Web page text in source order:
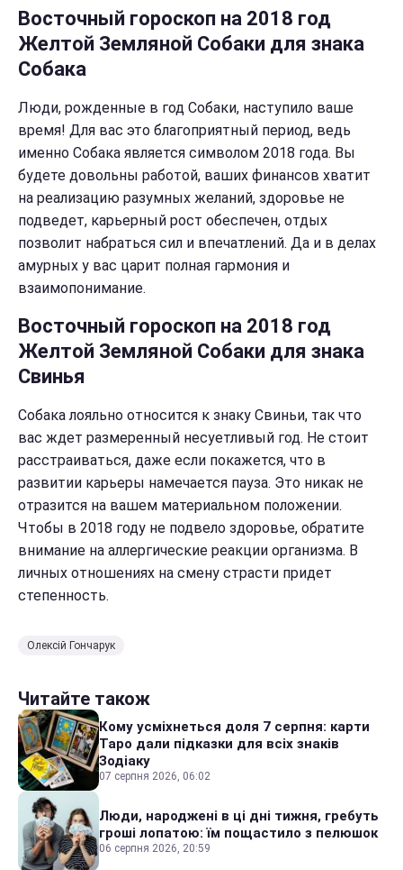
Восточный гороскоп на 2018 год
Желтой Земляной Собаки для знака
Собака
Люди, рожденные в год Собаки, наступило ваше
время! Для вас это благоприятный период, ведь
именно Собака является символом 2018 года. Вы
будете довольны работой, ваших финансов хватит
на реализацию разумных желаний, здоровье не
подведет, карьерный рост обеспечен, отдых
позволит набраться сил и впечатлений. Да и в делах
амурных у вас царит полная гармония и
взаимопонимание.
Восточный гороскоп на 2018 год
Желтой Земляной Собаки для знака
Свинья
Собака лояльно относится к знаку Свиньи, так что
вас ждет размеренный несуетливый год. Не стоит
расстраиваться, даже если покажется, что в
развитии карьеры намечается пауза. Это никак не
отразится на вашем материальном положении.
Чтобы в 2018 году не подвело здоровье, обратите
внимание на аллергические реакции организма. В
личных отношениях на смену страсти придет
степенность.
Олексій Гончарук
Читайте також
Кому усміхнеться доля 7 серпня: карти
Таро дали підказки для всіх знаків
Зодіаку
07 серпня 2026, 06:02
Люди, народжені в ці дні тижня, гребуть
гроші лопатою: їм пощастило з пелюшок
06 серпня 2026, 20:59